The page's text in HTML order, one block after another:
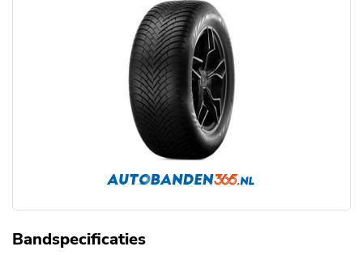
Bandspecificaties